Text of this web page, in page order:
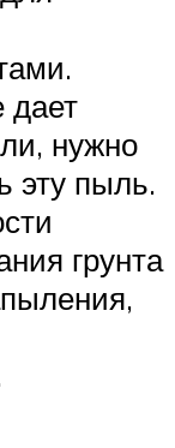
дает
нужно
эту пыль.
грунта